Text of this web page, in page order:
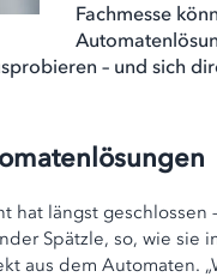
Fachmesse
– und sich
hat längst geschlossen
Spätzle, so, wie sie
aus dem Automaten.